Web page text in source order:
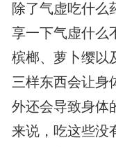
除了气虚吃什么
享一下气虚什么
槟榔、萝卜缨以
三样东西会让身
外还会导致身体
来说，吃这些没